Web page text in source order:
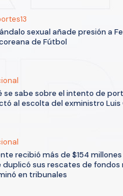
sexual añade presión a
de Fútbol
se sabe sobre el intento de
al escolta del exministro Luis
recibió más de $154
duplicó sus rescates de fondos
en tribunales